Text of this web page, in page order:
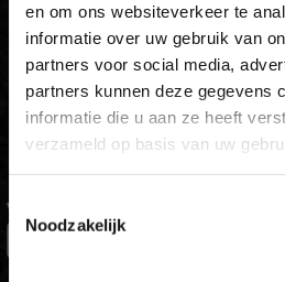
en om ons websiteverkeer te
informatie over uw gebruik van
partners voor social media,
partners kunnen deze gegevens
informatie die u aan ze heeft
verzameld op basis van uw
Toestemmingsselectie
Noodzakelijk
10% korting op je
eerste bestelling*
Schrijf je in voor onze
10% korting op jouw eerste
ACHTERNAAM
Krijg direct 10%
bestelling
Schrijf je in voor onze nieuwsbrief
kortingscode voor 10% korting*
VOORNAAM